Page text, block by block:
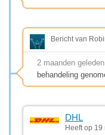
Bericht van
2 maanden geleden
behandeling
DHL
Heeft op